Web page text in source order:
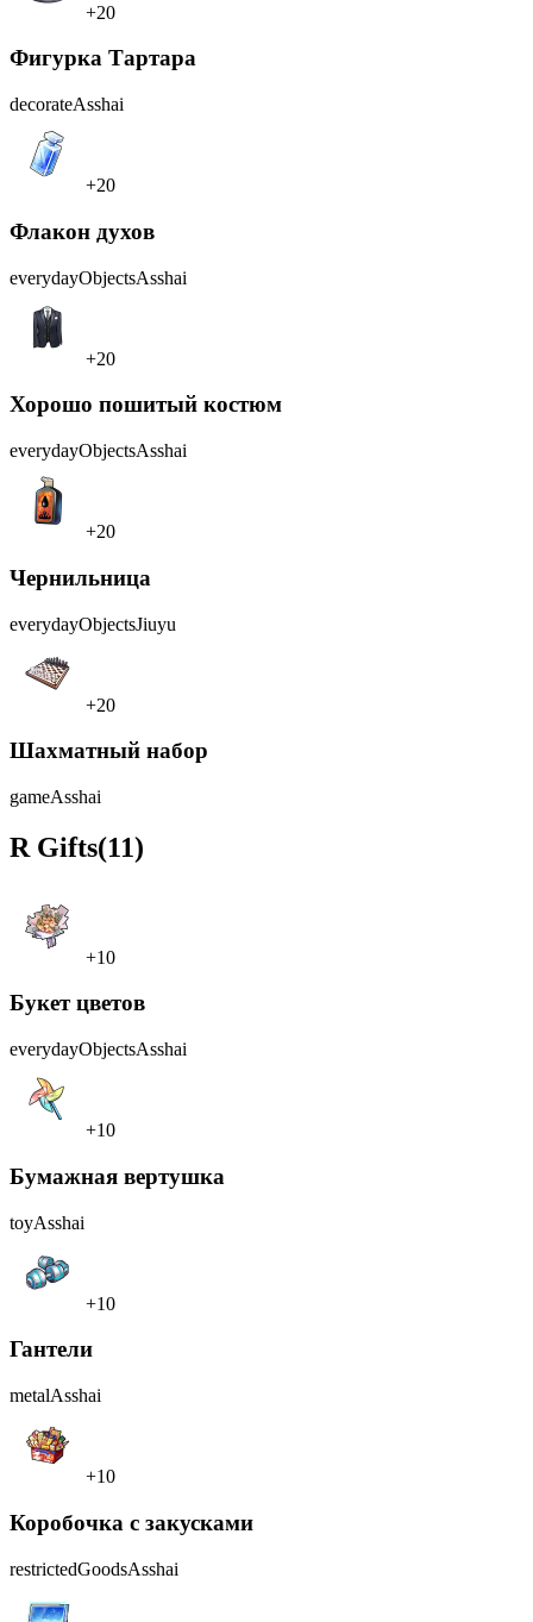
+20
Фигурка Тартара
decorateAsshai
+20
Флакон духов
everydayObjectsAsshai
+20
Хорошо пошитый костюм
everydayObjectsAsshai
+20
Чернильница
everydayObjectsJiuyu
+20
Шахматный набор
gameAsshai
R Gifts(11)
+10
Букет цветов
everydayObjectsAsshai
+10
Бумажная вертушка
toyAsshai
+10
Гантели
metalAsshai
+10
Коробочка с закусками
restrictedGoodsAsshai